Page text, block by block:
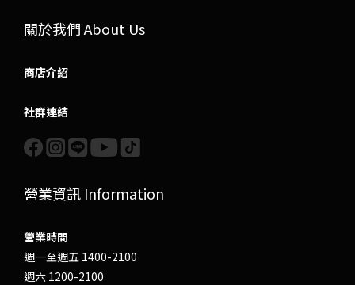
關於我們 About Us
商店介紹
社群連結
營業資訊 Information
營業時間
週一至週五 1400-2100
週六 1200-2100